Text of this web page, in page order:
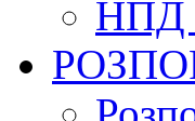
НПД